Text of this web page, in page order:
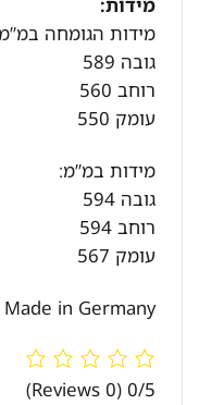
מידות הגומחה במ”מ:
גובה 589
רוחב 560
עומק 550
מידות במ”מ:
גובה 594
רוחב 594
עומק 567
Made in Germany
0/5
(0 Reviews)